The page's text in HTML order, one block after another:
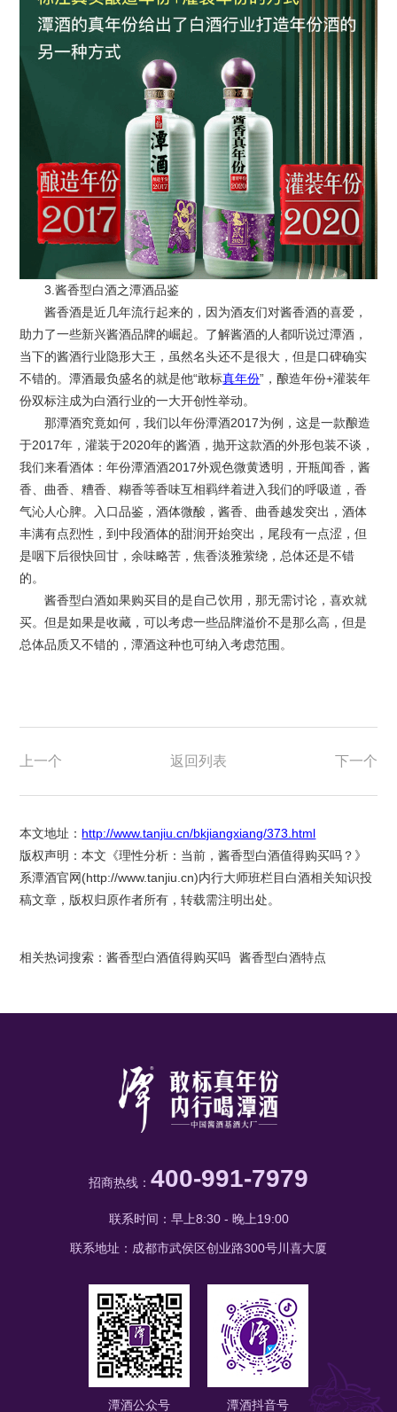
3.酱香型白酒之潭酒品鉴
酱香酒是近几年流行起来的，因为酒友们对酱香酒的喜爱，
助力了一些新兴酱酒品牌的崛起。了解酱酒的人都听说过潭酒，
当下的酱酒行业隐形大王，虽然名头还不是很大，但是口碑确实
不错的。潭酒最负盛名的就是他“敢标真年份”，酿造年份+灌装年
份双标注成为白酒行业的一大开创性举动。
那潭酒究竟如何，我们以年份潭酒2017为例，这是一款酿造
于2017年，灌装于2020年的酱酒，抛开这款酒的外形包装不谈，
我们来看酒体：年份潭酒酒2017外观色微黄透明，开瓶闻香，酱
香、曲香、糟香、糊香等香味互相羁绊着进入我们的呼吸道，香
气沁人心脾。入口品鉴，酒体微酸，酱香、曲香越发突出，酒体
丰满有点烈性，到中段酒体的甜润开始突出，尾段有一点涩，但
是咽下后很快回甘，余味略苦，焦香淡雅萦绕，总体还是不错
的。
酱香型白酒如果购买目的是自己饮用，那无需讨论，喜欢就
买。但是如果是收藏，可以考虑一些品牌溢价不是那么高，但是
总体品质又不错的，潭酒这种也可纳入考虑范围。
上一个 返回列表 下一个
本文地址： http://www.tanjiu.cn/bkjiangxiang/373.html
版权声明：本文《理性分析：当前，酱香型白酒值得购买吗？》
系潭酒官网(http://www.tanjiu.cn)内行大师班栏目白酒相关知识投
稿文章，版权归原作者所有，转载需注明出处。
相关热词搜索：酱香型白酒值得购买吗 酱香型白酒特点
招商热线： 400-991-7979
联系时间：早上8:30 - 晚上19:00
联系地址：成都市武侯区创业路300号川喜大厦
潭酒公众号 潭酒抖音号